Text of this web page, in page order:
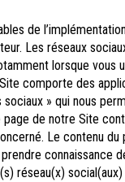
de
Les réseaux
lorsque vous
comporte des
» qui nous
de notre Site
Le contenu
connaissance
réseau(x)